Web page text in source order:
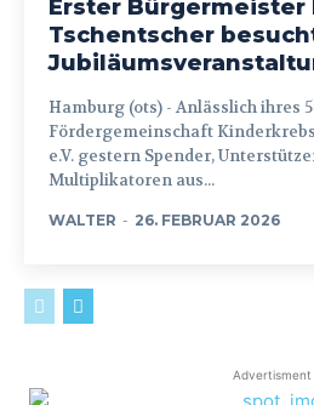
Erster Bürgermeister
Tschentscher
Hamburg (ots) - Anlässlich ihres 50. Jubiläums lud die
Fördergemeinschaft
e.V. gestern Spender,
Multiplikatoren aus...
WALTER - 26. FEBRUAR 2026
Advertisment